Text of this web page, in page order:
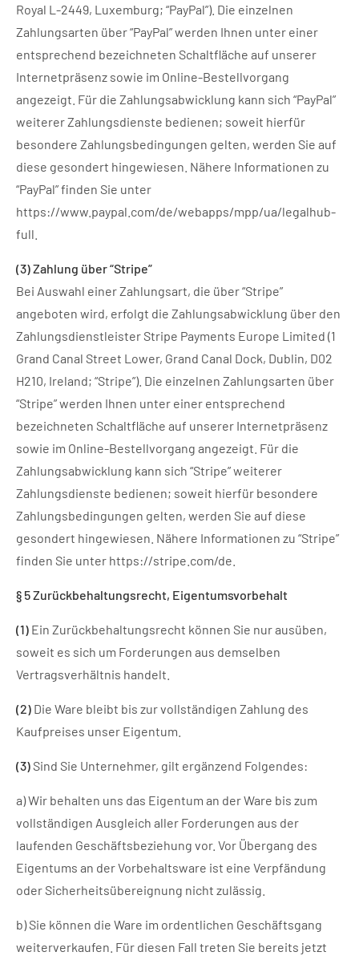
Royal L-2449, Luxemburg; “PayPal”). Die einzelnen
Zahlungsarten über “PayPal” werden Ihnen unter einer
entsprechend bezeichneten Schaltfläche auf unserer
Internetpräsenz sowie im Online-Bestellvorgang
angezeigt. Für die Zahlungsabwicklung kann sich “PayPal”
weiterer Zahlungsdienste bedienen; soweit hierfür
besondere Zahlungsbedingungen gelten, werden Sie auf
diese gesondert hingewiesen. Nähere Informationen zu
“PayPal” finden Sie unter
https://www.paypal.com/de/webapps/mpp/ua/legalhub-
full
(3)Zahlung über “Stripe”
Bei Auswahl einer Zahlungsart, die über “Stripe”
angeboten wird, erfolgt die Zahlungsabwicklung über den
Zahlungsdienstleister Stripe Payments Europe Limited (1
Grand Canal Street Lower, Grand Canal Dock, Dublin, D02
H210, Ireland; “Stripe”). Die einzelnen Zahlungsarten über
“Stripe” werden Ihnen unter einer entsprechend
bezeichneten Schaltfläche auf unserer Internetpräsenz
sowie im Online-Bestellvorgang angezeigt. Für die
Zahlungsabwicklung kann sich “Stripe” weiterer
Zahlungsdienste bedienen; soweit hierfür besondere
Zahlungsbedingungen gelten, werden Sie auf diese
gesondert hingewiesen. Nähere Informationen zu “Stripe”
finden Sie unter https://stripe.com/de
§ 5 Zurückbehaltungsrecht, Eigentumsvorbehalt
(1) Ein Zurückbehaltungsrecht können Sie nur ausüben,
soweit es sich um Forderungen aus demselben
Vertragsverhältnis handelt.
(2) Die Ware bleibt bis zur vollständigen Zahlung des
Kaufpreises unser Eigentum.
(3) Sind Sie Unternehmer, gilt ergänzend Folgendes:
a) Wir behalten uns das Eigentum an der Ware bis zum
vollständigen Ausgleich aller Forderungen aus der
laufenden Geschäftsbeziehung vor. Vor Übergang des
Eigentums an der Vorbehaltsware ist eine Verpfändung
oder Sicherheitsübereignung nicht zulässig.
b) Sie können die Ware im ordentlichen Geschäftsgang
weiterverkaufen. Für diesen Fall treten Sie bereits jetzt